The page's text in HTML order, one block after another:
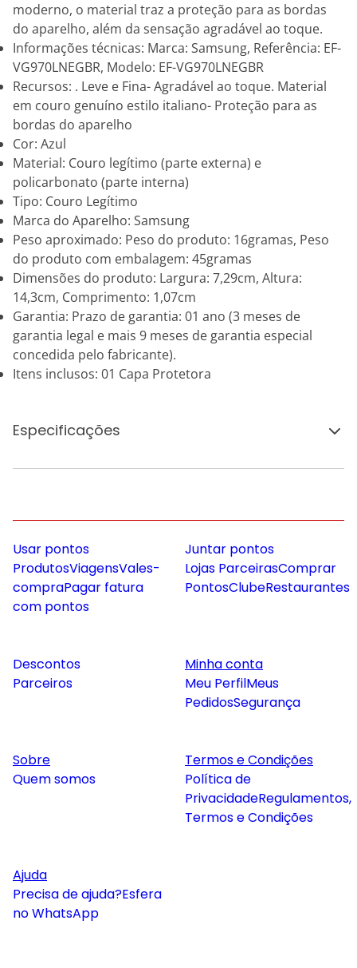
moderno, o material traz a proteção para as bordas
do aparelho, além da sensação agradável ao toque.
Informações técnicas: Marca: Samsung, Referência: EF-
VG970LNEGBR, Modelo: EF-VG970LNEGBR
Recursos: . Leve e Fina- Agradável ao toque. Material
em couro genuíno estilo italiano- Proteção para as
bordas do aparelho
Cor: Azul
Material: Couro legítimo (parte externa) e
policarbonato (parte interna)
Tipo: Couro Legítimo
Marca do Aparelho: Samsung
Peso aproximado: Peso do produto: 16gramas, Peso
do produto com embalagem: 45gramas
Dimensões do produto: Largura: 7,29cm, Altura:
14,3cm, Comprimento: 1,07cm
Garantia: Prazo de garantia: 01 ano (3 meses de
garantia legal e mais 9 meses de garantia especial
concedida pelo fabricante).
Itens inclusos: 01 Capa Protetora
Especificações
Usar pontos
ProdutosViagensVales-
compraPagar fatura
com pontos
Juntar pontos
Lojas ParceirasComprar
PontosClubeRestaurantes
Descontos
Parceiros
Minha conta
Meu PerfilMeus
PedidosSegurança
Sobre
Quem somos
Termos e Condições
Política de
PrivacidadeRegulamentos,
Termos e Condições
Ajuda
Precisa de ajuda?Esfera
no WhatsApp